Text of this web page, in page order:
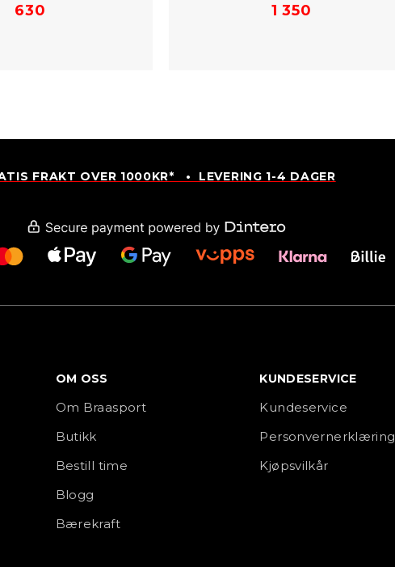
630 1 350
FRAKT OVER 1000KR* • LEVERING 1-4 DAGER
OM OSS
Om Braasport
Butikk
Bestill time
Blogg
Bærekraft
KUNDESERVICE
Kundeservice
Personvernerklæring
Kjøpsvilkår